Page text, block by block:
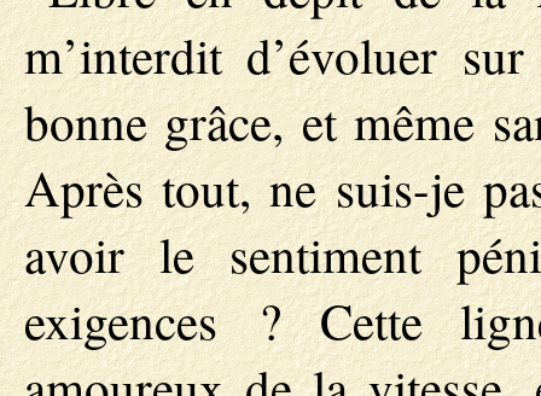
m’interdit d’évoluer
bonne grâce, et même
Après tout, ne suis-je
avoir le sentiment
exigences ? Cette